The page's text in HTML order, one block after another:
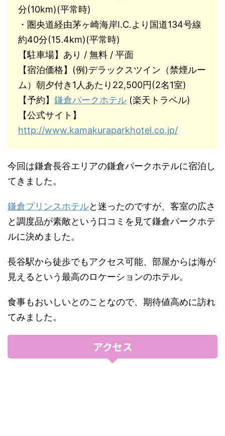
分(10km)(平常時)
・圏央道経由茅ヶ崎海岸I.C.より国道134号線
約40分(15.4km)(平常時)
【駐車場】あり / 無料 / 平面
【宿泊価格】(例)デラックスツイン（禁煙ルー
ム）朝夕付き1人あたり22,500円(2名1室)
【予約】 鎌倉パークホテル (楽天トラベル)
【公式サイト】
http://www.kamakuraparkhotel.co.jp/
今回は鎌倉長谷エリアの鎌倉パークホテルに宿泊し
てきました。
鎌倉プリンスホテルと迷ったのですが、客室の広さ
と調度品が素敵という口コミを見て鎌倉パークホテ
ルに決めました。
長谷駅から徒歩でもアクセス可能、部屋からは海が
見えるという最高のロケーションのホテル。
食事もおいしいとのことなので、期待値高めに訪れ
てみました。
アクセス